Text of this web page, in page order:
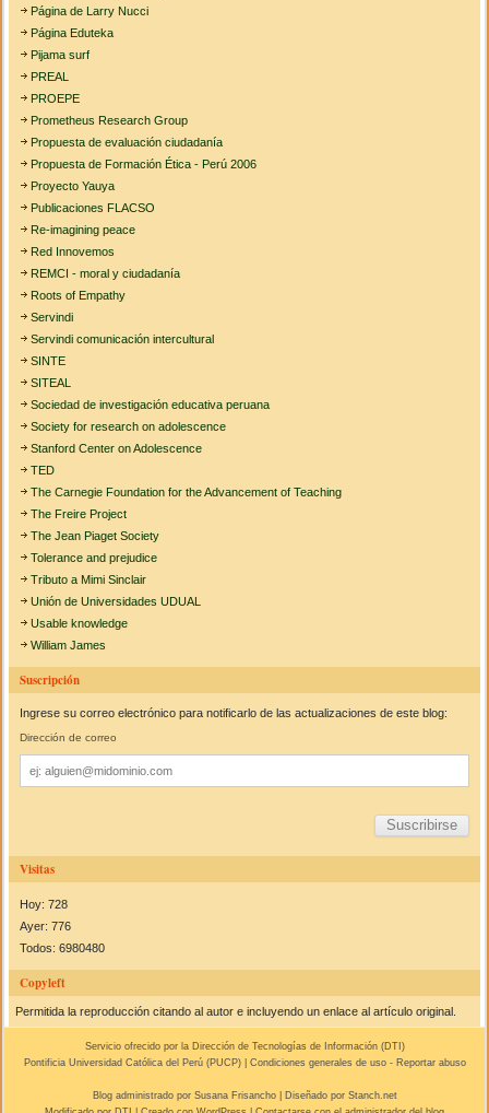
Página de Larry Nucci
Página Eduteka
Pijama surf
PREAL
PROEPE
Prometheus Research Group
Propuesta de evaluación ciudadanía
Propuesta de Formación Ética - Perú 2006
Proyecto Yauya
Publicaciones FLACSO
Re-imagining peace
Red Innovemos
REMCI - moral y ciudadanía
Roots of Empathy
Servindi
Servindi comunicación intercultural
SINTE
SITEAL
Sociedad de investigación educativa peruana
Society for research on adolescence
Stanford Center on Adolescence
TED
The Carnegie Foundation for the Advancement of Teaching
The Freire Project
The Jean Piaget Society
Tolerance and prejudice
Tributo a Mimi Sinclair
Unión de Universidades UDUAL
Usable knowledge
William James
Suscripción
Ingrese su correo electrónico para notificarlo de las actualizaciones de este blog:
Dirección de correo
Dirección
de
correo
Visitas
Hoy: 728
Ayer: 776
Todos: 6980480
Copyleft
Permitida la reproducción citando al autor e incluyendo un enlace al artículo original.
Servicio ofrecido por la Dirección de Tecnologías de Información (DTI )
Pontificia Universidad Católica del Perú (PUCP) | Condiciones generales de uso- Reportar abuso
Blog administrado por Susana Frisancho| Diseñado por Stanch.net